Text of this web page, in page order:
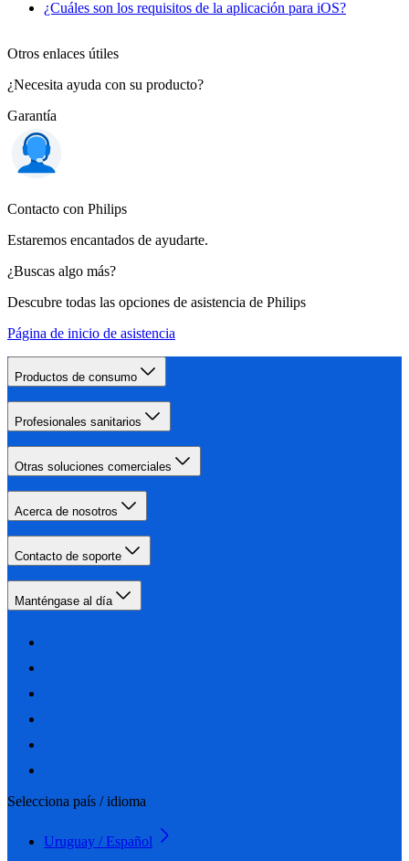
¿Cuáles son los requisitos de la aplicación para iOS?
Otros enlaces útiles
¿Necesita ayuda con su producto?
Garantía
Contacto con Philips
Estaremos encantados de ayudarte.
¿Buscas algo más?
Descubre todas las opciones de asistencia de Philips
Página de inicio de asistencia
Productos de consumo
Profesionales sanitarios
Otras soluciones comerciales
Acerca de nosotros
Contacto de soporte
Manténgase al día
Selecciona país / idioma
Uruguay / Español